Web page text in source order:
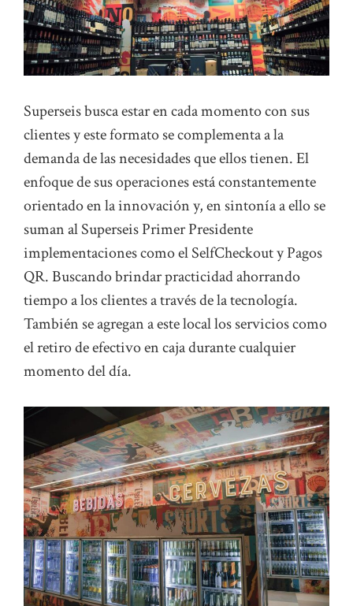
Superseis busca estar en cada momento con sus
clientes y este formato se complementa a la
demanda de las necesidades que ellos tienen. El
enfoque de sus operaciones está constantemente
orientado en la innovación y, en sintonía a ello se
suman al Superseis Primer Presidente
implementaciones como el SelfCheckout y Pagos
QR. Buscando brindar practicidad ahorrando
tiempo a los clientes a través de la tecnología.
También se agregan a este local los servicios como
el retiro de efectivo en caja durante cualquier
momento del día.